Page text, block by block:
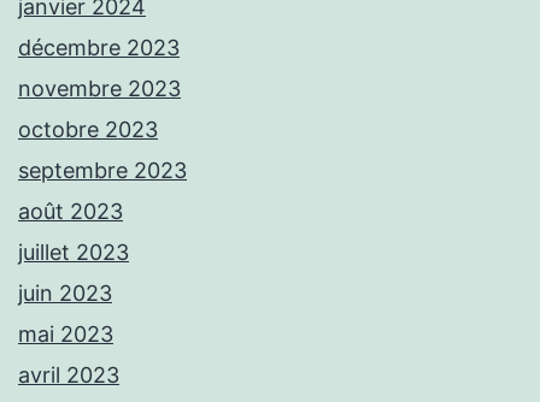
janvier 2024
décembre 2023
novembre 2023
octobre 2023
septembre 2023
août 2023
juillet 2023
juin 2023
mai 2023
avril 2023